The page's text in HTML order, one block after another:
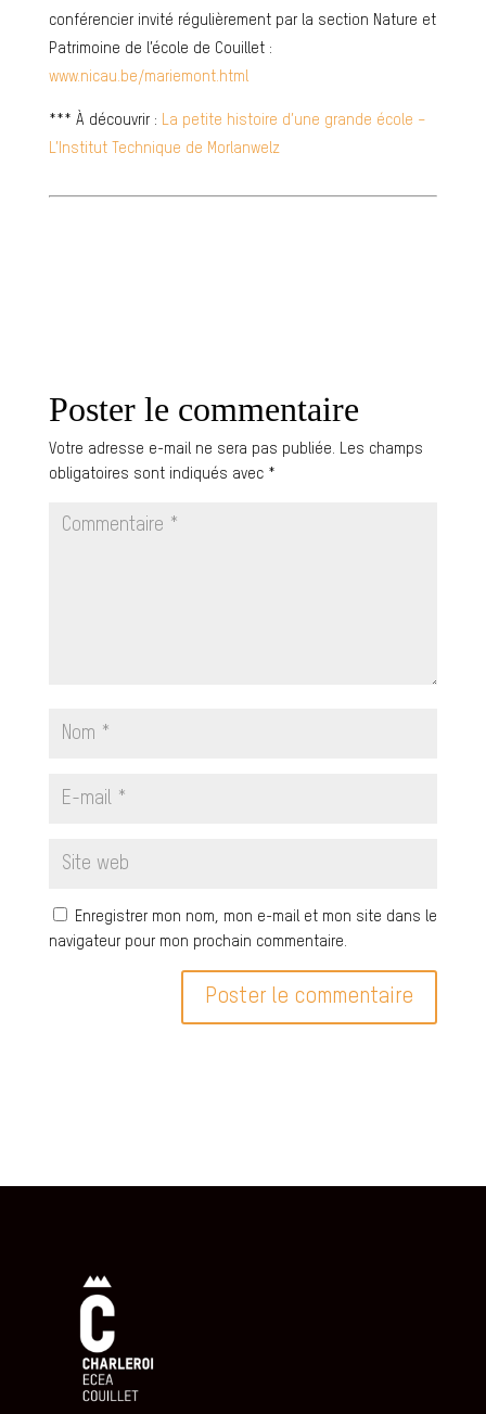
conférencier invité régulièrement par la section Nature et
Patrimoine de l’école de Couillet :
www.nicau.be/mariemont.html
*** À découvrir : La petite histoire d’une grande école –
L’Institut Technique de Morlanwelz
Poster le commentaire
Votre adresse e-mail ne sera pas publiée. Les champs
obligatoires sont indiqués avec *
Enregistrer mon nom, mon e-mail et mon site dans le
navigateur pour mon prochain commentaire.